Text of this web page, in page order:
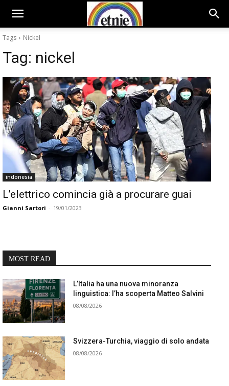
Tags Nickel
Tag: nickel
indonesia
L’elettrico comincia già a procurare guai
Gianni Sartori - 19/01/2023
MOST READ
L’Italia ha una nuova minoranza
linguistica: l’ha scoperta Matteo Salvini
08/08/2026
Svizzera-Turchia, viaggio di solo andata
08/08/2026